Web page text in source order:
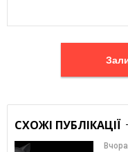
СХОЖІ ПУБЛІКАЦІЇ
Вчора